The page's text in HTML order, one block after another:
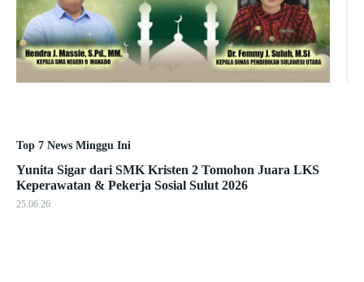
Top 7 News Minggu Ini
Yunita Sigar dari SMK Kristen 2 Tomohon Juara LKS
Keperawatan & Pekerja Sosial Sulut 2026
25.06.26